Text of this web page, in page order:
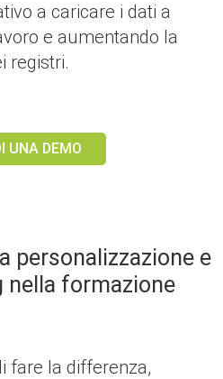
a caricare i dati a
e aumentando la
registri.
UNA DEMO
personalizzazione e
nella formazione
fare la differenza,